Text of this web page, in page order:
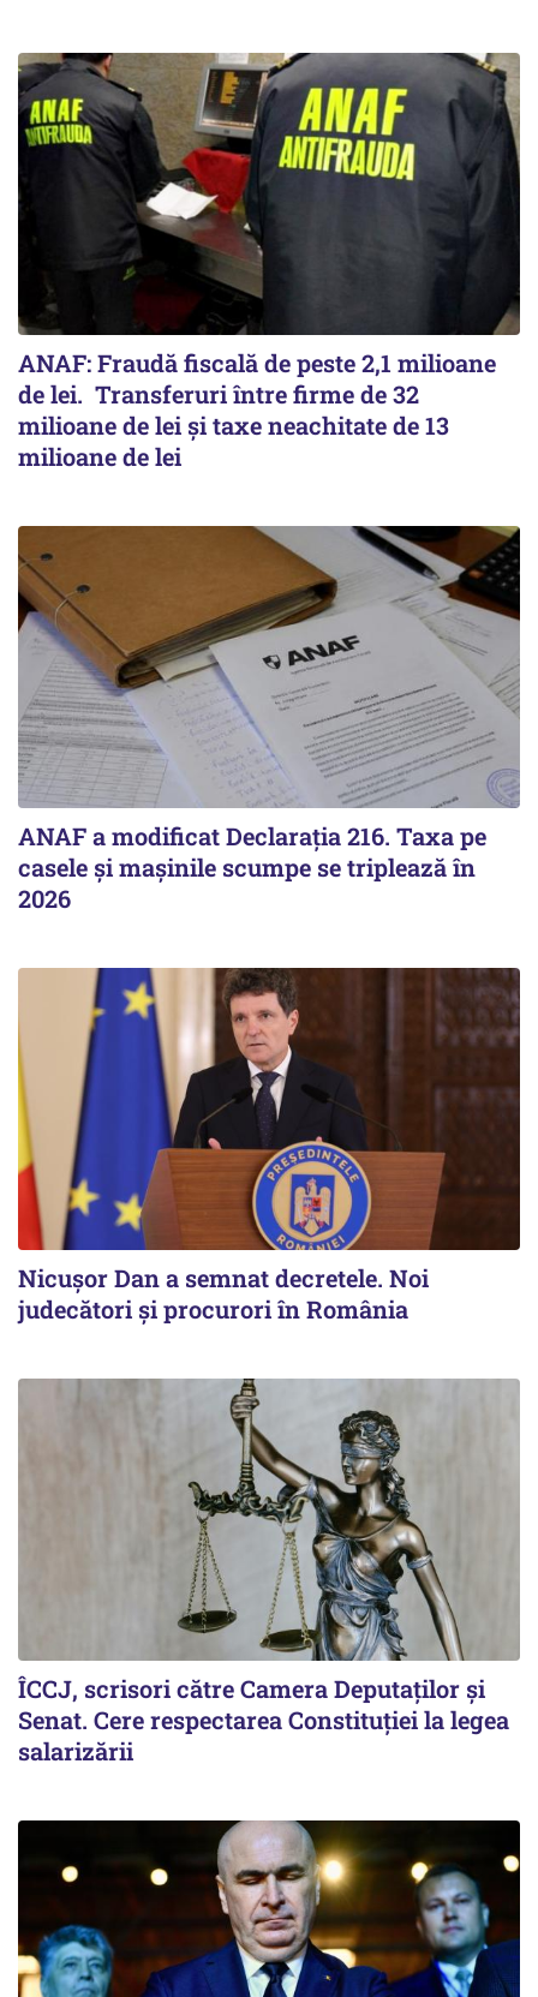
ANAF: Fraudă fiscală de peste 2,1 milioane
de lei. Transferuri între firme de 32
milioane de lei și taxe neachitate de 13
milioane de lei
ANAF a modificat Declarația 216. Taxa pe
casele și mașinile scumpe se triplează în
2026
Nicuşor Dan a semnat decretele. Noi
judecători şi procurori în România
ÎCCJ, scrisori către Camera Deputaţilor şi
Senat. Cere respectarea Constituţiei la legea
salarizării